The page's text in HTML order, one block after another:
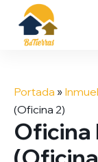
contenido
Portada »
(Oficina 2)
Oficina